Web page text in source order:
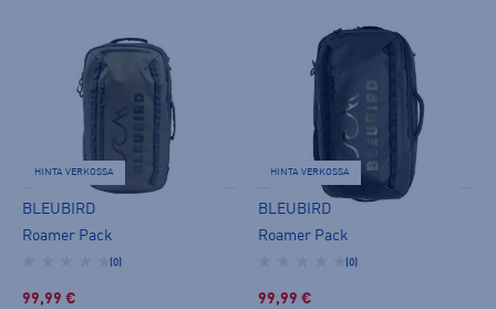
HINTA VERKOSSA
BLEUBIRD
Roamer Pack
(0)
99,99 €
HINTA VERKOSSA
BLEUBIRD
Roamer Pack
(0)
99,99 €